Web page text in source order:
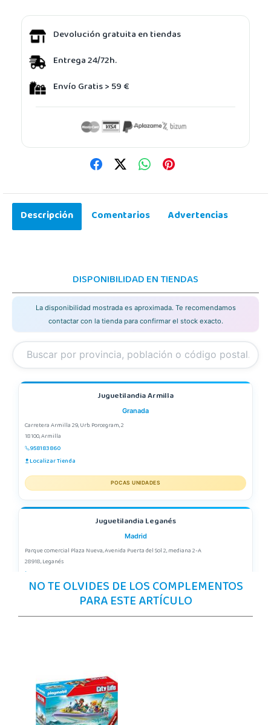
Devolución gratuita en tiendas
Entrega 24/72h.
Envío Gratis > 59 €
Descripción Comentarios Advertencias
DISPONIBILIDAD EN TIENDAS
La disponibilidad mostrada es aproximada. Te recomendamos
contactar con la tienda para confirmar el stock exacto.
Juguetilandia Armilla
Granada
Carretera Armilla 29, Urb. Porcegram, 2
18100, Armilla
958183860
Localizar Tienda
POCAS UNIDADES
Juguetilandia Leganés
Madrid
Parque comercial Plaza Nueva, Avenida Puerta del Sol 2, mediana 2-A
28918, Leganés
Localizar Tienda
NO TE OLVIDES DE LOS COMPLEMENTOS
PARA ESTE ARTÍCULO